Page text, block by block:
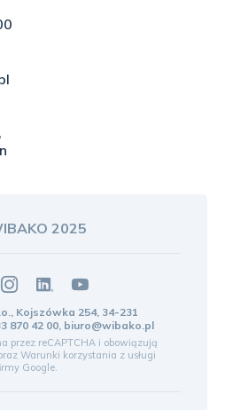
2025
Kojszówka 254, 34-231
870 42 00, biuro@wibako.pl
przez reCAPTCHA i obowiązują
Warunki korzystania z usługi
Google.